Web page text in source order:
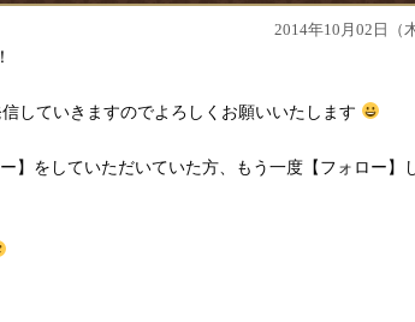
2014年10月02日（
していきますのでよろしくお願いいたします
】をしていただいていた方、もう一度【フォロー】